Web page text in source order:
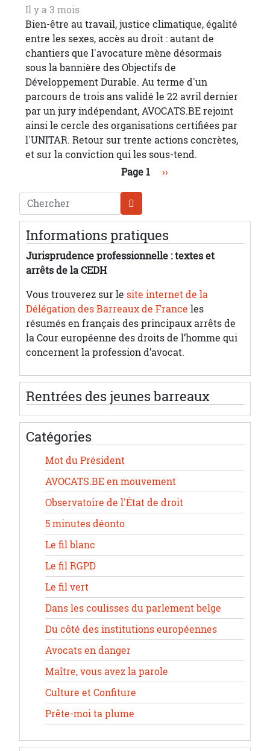
Il y a 3 mois
Bien-être au travail, justice climatique, égalité
entre les sexes, accès au droit : autant de
chantiers que l'avocature mène désormais
sous la bannière des Objectifs de
Développement Durable. Au terme d'un
parcours de trois ans validé le 22 avril dernier
par un jury indépendant, AVOCATS.BE rejoint
ainsi le cercle des organisations certifiées par
l'UNITAR. Retour sur trente actions concrètes,
et sur la conviction qui les sous-tend.
Page 1 Page suivante
››
Chercher
Informations pratiques
Jurisprudence professionnelle : textes et
arrêts de la CEDH
Vous trouverez sur le site internet de la
Délégation des Barreaux de France les
résumés en français des principaux arrêts de
la Cour européenne des droits de l’homme qui
concernent la profession d’avocat.
Rentrées des jeunes barreaux
Catégories
Mot du Président
AVOCATS.BE en mouvement
Observatoire de l'État de droit
5 minutes déonto
Le fil blanc
Le fil RGPD
Le fil vert
Dans les coulisses du parlement belge
Du côté des institutions européennes
Avocats en danger
Maître, vous avez la parole
Culture et Confiture
Prête-moi ta plume